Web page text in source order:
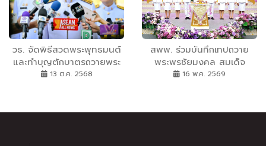
วธ. จัดพิธีสวดพระพุทธมนต์
และทำบุญตักบาตรถวายพระ
ราชกุศลพระบาทสมเด็จ
นาถบพิตร เนื่องในวันนวมินท
13 ต.ค. 2568
สพพ. ร่วมบันทึกเทปถวาย
พระพรชัยมงคล สมเด็จ
พระนางเจ้าสุทิดาฯ
16 พ.ค. 2569